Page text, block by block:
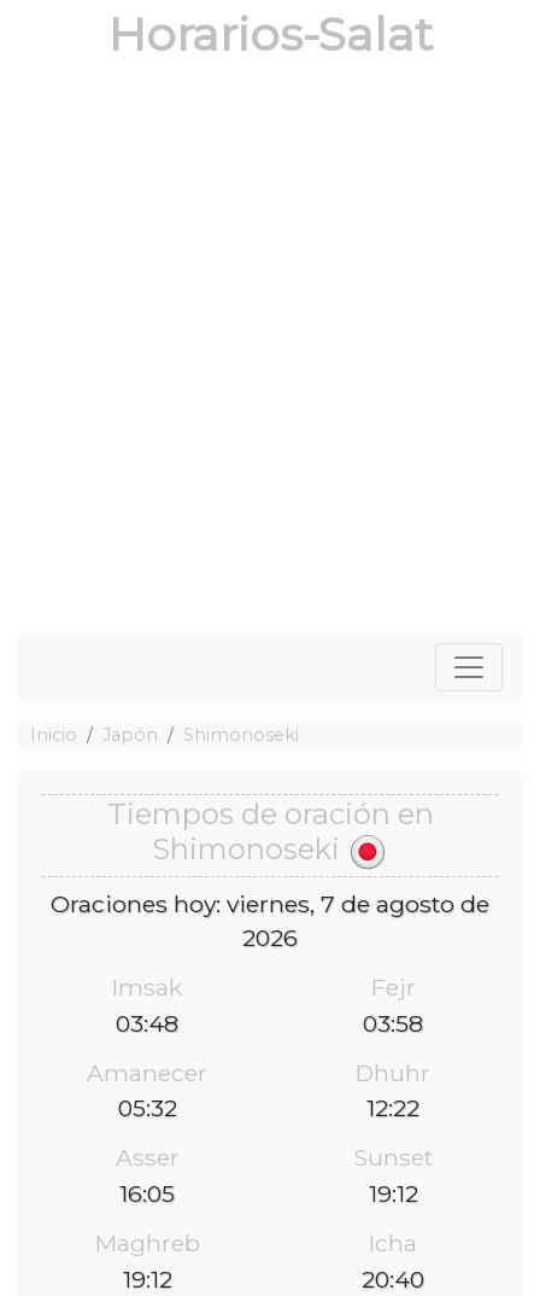
Horarios-Salat
Inicio Japón Shimonoseki
Tiempos de oración en
Shimonoseki
Oraciones hoy: viernes, 7 de agosto de
2026
Imsak
03:48
Fejr
03:58
Amanecer
05:32
Dhuhr
12:22
Asser
16:05
Sunset
19:12
Maghreb
19:12
Icha
20:40